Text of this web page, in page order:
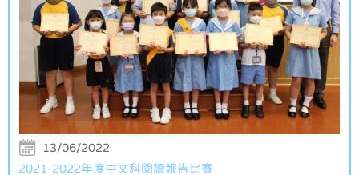
13/06/2022
2021-2022年度中文科閱讀報告比賽